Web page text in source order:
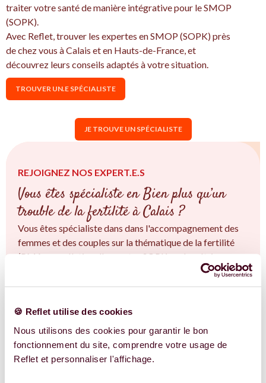
🍪 Reflet utilise des cookies
Nous utilisons des cookies pour garantir le bon
fonctionnement du site, comprendre votre usage de
Reflet et personnaliser l'affichage.
traiter votre santé de manière intégrative pour le SMOP
(SOPK).
Avec Reflet, trouver les expertes en SMOP (SOPK) près
de chez vous à Calais et en Hauts-de-France, et
découvrez leurs conseils adaptés à votre situation.
TROUVER UN.E SPÉCIALISTE
JE TROUVE UN SPÉCIALISTE
REJOIGNEZ NOS EXPERT.E.S
Vous êtes spécialiste en Bien plus qu’un
trouble de la fertilité à Calais ?
Vous êtes spécialiste dans dans l'accompagnement des
femmes et des couples sur la thématique de la fertilité
(PMA, congélation d'ovocytes SOPK, endométriose,
fertilité naturelle...) à Calais et en Hauts-de-France. Vous
êtes convaincu.e qu'une approche intégrative est la clé ?
EN SAVOIR PLUS